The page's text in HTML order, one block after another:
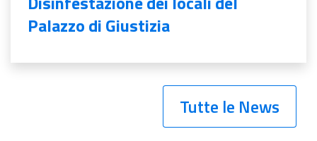
Palazzo di Giustizia
Tutte le News